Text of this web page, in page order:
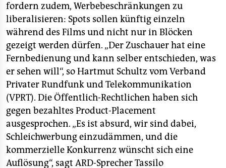
fordern zudem, Werbebeschränkungen zu
liberalisieren: Spots sollen künftig einzeln
während des Films und nicht nur in Blöcken
gezeigt werden dürfen. „Der Zuschauer hat eine
Fernbedienung und kann selber entschieden, was
er sehen will“, so Hartmut Schultz vom Verband
Privater Rundfunk und Telekommunikation
(VPRT). Die Öffentlich-Rechtlichen haben sich
gegen bezahltes Product-Placement
ausgesprochen. „Es ist absurd, wir sind dabei,
Schleichwerbung einzudämmen, und die
kommerzielle Konkurrenz wünscht sich eine
Auflösung“, sagt ARD-Sprecher Tassilo